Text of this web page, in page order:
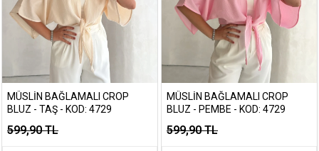
MÜSLIN BAĞLAMALI CROP
BLUZ - TAŞ - KOD: 4729
599,90 TL
MÜSLIN BAĞLAMALI CROP
BLUZ - PEMBE - KOD: 4729
599,90 TL